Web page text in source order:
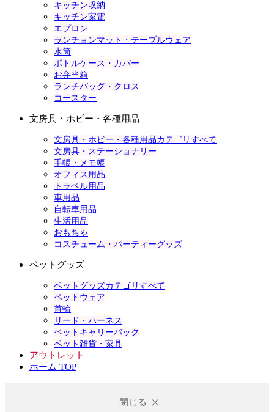
キッチン収納
キッチン家電
エプロン
ランチョンマット・テーブルウェア
水筒
ボトルケース・カバー
お弁当箱
ランチバッグ・クロス
コースター
文房具・ホビー・各種用品
文房具・ホビー・各種用品カテゴリすべて
文房具・ステーショナリー
手帳・メモ帳
オフィス用品
トラベル用品
車用品
自転車用品
生活用品
おもちゃ
コスチューム・パーティーグッズ
ペットグッズ
ペットグッズカテゴリすべて
ペットウェア
首輪
リード・ハーネス
ペットキャリーバック
ペット雑貨・家具
アウトレット
ホーム TOP
閉じる